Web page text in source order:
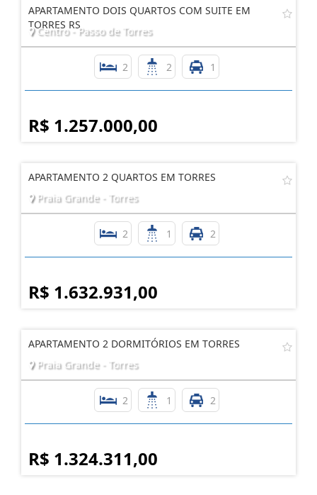
APARTAMENTO DOIS QUARTOS COM SUITE EM
TORRES RS
Centro - Passo de Torres
2 2 1
R$ 1.257.000,00
APARTAMENTO 2 QUARTOS EM TORRES
Praia Grande - Torres
2 1 2
R$ 1.632.931,00
APARTAMENTO 2 DORMITÓRIOS EM TORRES
Praia Grande - Torres
2 1 2
R$ 1.324.311,00